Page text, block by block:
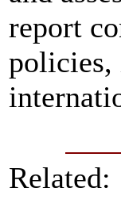
report
policies,
Related: